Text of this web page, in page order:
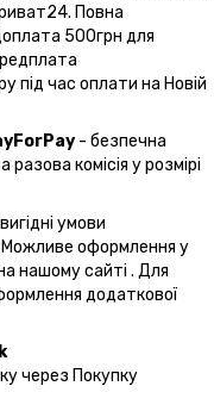
Повна
500грн для
під час оплати на Новій
- безпечна
комісія у розмірі
умови
Можливе оформлення у
нашому сайті . Для
додаткової
через Покупку